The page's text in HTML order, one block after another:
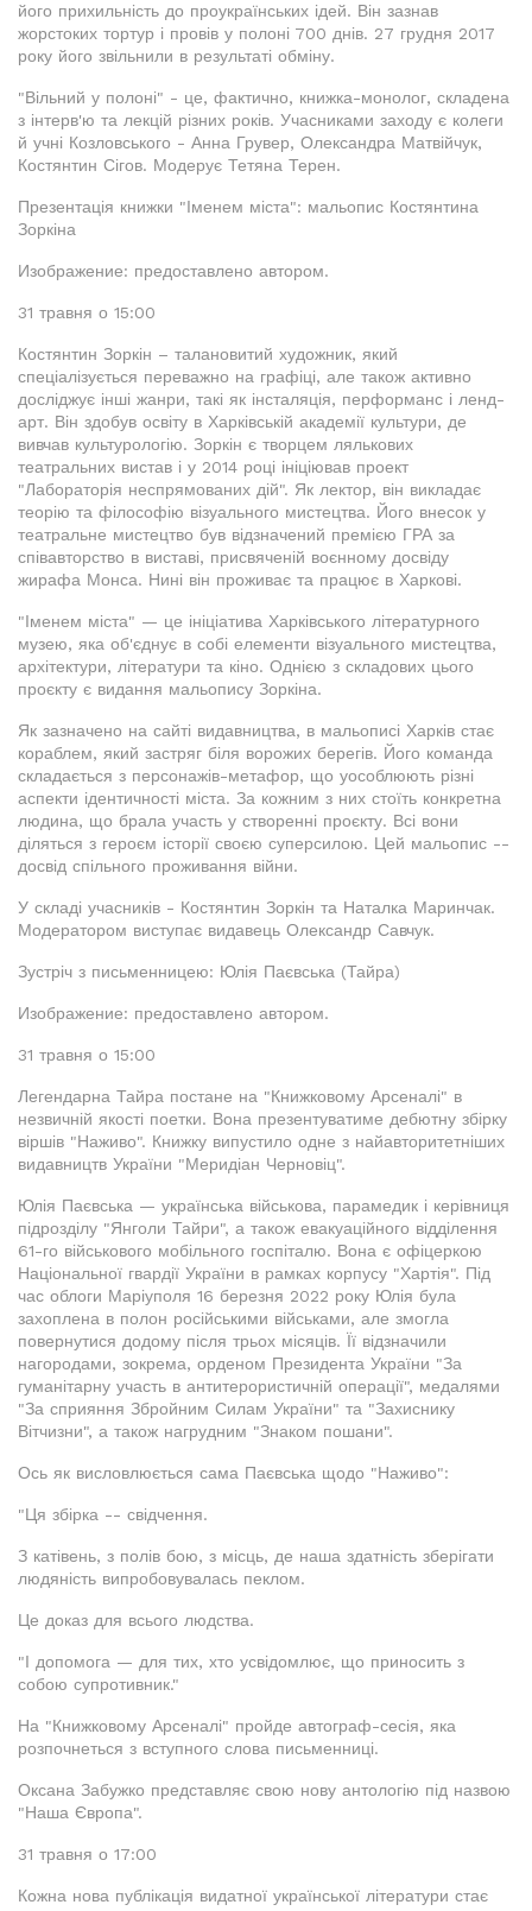
його прихильність до проукраїнських ідей. Він зазнав
жорстоких тортур і провів у полоні 700 днів. 27 грудня 2017
року його звільнили в результаті обміну.
"Вільний у полоні" - це, фактично, книжка-монолог, складена
з інтерв'ю та лекцій різних років. Учасниками заходу є колеги
й учні Козловського - Анна Грувер, Олександра Матвійчук,
Костянтин Сігов. Модерує Тетяна Терен.
Презентація книжки "Іменем міста": мальопис Костянтина
Зоркіна
Изображение: предоставлено автором.
31 травня о 15:00
Костянтин Зоркін – талановитий художник, який
спеціалізується переважно на графіці, але також активно
досліджує інші жанри, такі як інсталяція, перформанс і ленд-
арт. Він здобув освіту в Харківській академії культури, де
вивчав культурологію. Зоркін є творцем лялькових
театральних вистав і у 2014 році ініціював проект
"Лабораторія неспрямованих дій". Як лектор, він викладає
теорію та філософію візуального мистецтва. Його внесок у
театральне мистецтво був відзначений премією ГРА за
співавторство в виставі, присвяченій воєнному досвіду
жирафа Монса. Нині він проживає та працює в Харкові.
"Іменем міста" — це ініціатива Харківського літературного
музею, яка об'єднує в собі елементи візуального мистецтва,
архітектури, літератури та кіно. Однією з складових цього
проєкту є видання мальопису Зоркіна.
Як зазначено на сайті видавництва, в мальописі Харків стає
кораблем, який застряг біля ворожих берегів. Його команда
складається з персонажів-метафор, що уособлюють різні
аспекти ідентичності міста. За кожним з них стоїть конкретна
людина, що брала участь у створенні проєкту. Всі вони
діляться з героєм історії своєю суперсилою. Цей мальопис --
досвід спільного проживання війни.
У складі учасників - Костянтин Зоркін та Наталка Маринчак.
Модератором виступає видавець Олександр Савчук.
Зустріч з письменницею: Юлія Паєвська (Тайра)
Изображение: предоставлено автором.
31 травня о 15:00
Легендарна Тайра постане на "Книжковому Арсеналі" в
незвичній якості поетки. Вона презентуватиме дебютну збірку
віршів "Наживо". Книжку випустило одне з найавторитетніших
видавництв України "Меридіан Черновіц".
Юлія Паєвська — українська військова, парамедик і керівниця
підрозділу "Янголи Тайри", а також евакуаційного відділення
61-го військового мобільного госпіталю. Вона є офіцеркою
Національної гвардії України в рамках корпусу "Хартія". Під
час облоги Маріуполя 16 березня 2022 року Юлія була
захоплена в полон російськими військами, але змогла
повернутися додому після трьох місяців. Її відзначили
нагородами, зокрема, орденом Президента України "За
гуманітарну участь в антитерористичній операції", медалями
"За сприяння Збройним Силам України" та "Захиснику
Вітчизни", а також нагрудним "Знаком пошани".
Ось як висловлюється сама Паєвська щодо "Наживо":
"Ця збірка -- свідчення.
З катівень, з полів бою, з місць, де наша здатність зберігати
людяність випробовувалась пеклом.
Це доказ для всього людства.
"І допомога — для тих, хто усвідомлює, що приносить з
собою супротивник."
На "Книжковому Арсеналі" пройде автограф-сесія, яка
розпочнеться з вступного слова письменниці.
Оксана Забужко представляє свою нову антологію під назвою
"Наша Європа".
31 травня о 17:00
Кожна нова публікація видатної української літератури стає